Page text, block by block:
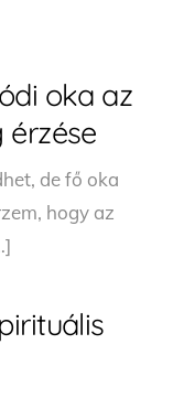
oka az
érzése
de fő oka
hogy az